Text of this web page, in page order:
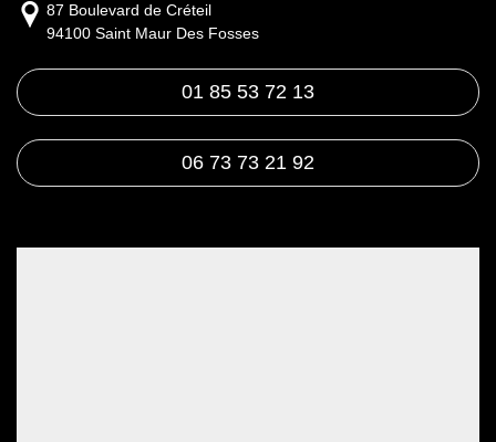
87 Boulevard de Créteil
94100 Saint Maur Des Fosses
01 85 53 72 13
06 73 73 21 92